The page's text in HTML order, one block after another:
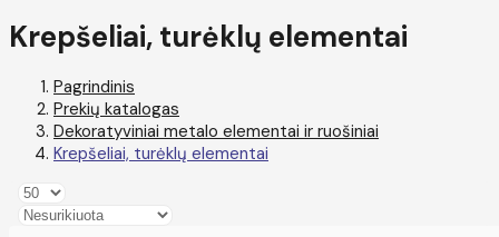
Krepšeliai, turėklų elementai
Pagrindinis
Prekių katalogas
Dekoratyviniai metalo elementai ir ruošiniai
Krepšeliai, turėklų elementai